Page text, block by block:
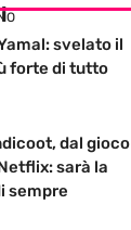
svelato il
forte di tutto
dal gioco
sarà la
sempre